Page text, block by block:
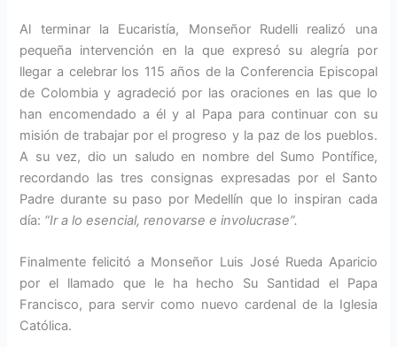
Al terminar la Eucaristía, Monse­ñor Rudelli realizó una
pequeña intervención en la que expresó su alegría por
llegar a celebrar los 115 años de la Conferencia Episcopal
de Colombia y agrade­ció por las oraciones en las que lo
han enco­mendado a él y al Papa para continuar con su
misión de trabajar por el progreso y la paz de los pueblos.
A su vez, dio un saludo en nom­bre del Sumo Pontífi­ce,
recordando las tres consignas expresadas por el Santo
Padre du­rante su paso por Medellín que lo inspiran cada
día: “Ir a lo esencial, renovarse e involucrase”.
Finalmente felicitó a Monseñor Luis José Rueda Aparicio
por el llamado que le ha hecho Su Santi­dad el Papa
Francisco, para servir como nuevo cardenal de la Iglesia
Católica.